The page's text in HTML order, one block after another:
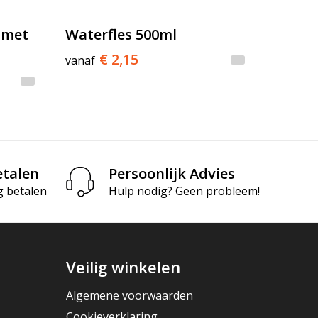
Waterfles 500ml
vanaf € 2,15
betalen
Persoonlijk Advies
Hulp nodig? Geen probleem!
Veilig winkelen
Algemene voorwaarden